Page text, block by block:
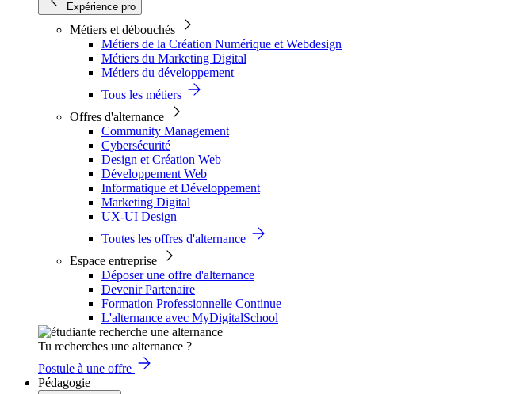
Expérience pro
Métiers et débouchés
Métiers de la Création Numérique et Webdesign
Métiers du Marketing Digital
Métiers du développement
Tous les métiers
Offres d'alternance
Community Management
Cybersécurité
Design et Création Web
Développement Web
Informatique et Développement
Marketing Digital
UX-UI Design
Toutes les offres d'alternance
Espace entreprise
Déposer une offre d'alternance
Devenir Partenaire
Formation Professionnelle Continue
L'alternance avec MyDigitalSchool
Tu recherches une alternance ?
Postule à une offre
Pédagogie